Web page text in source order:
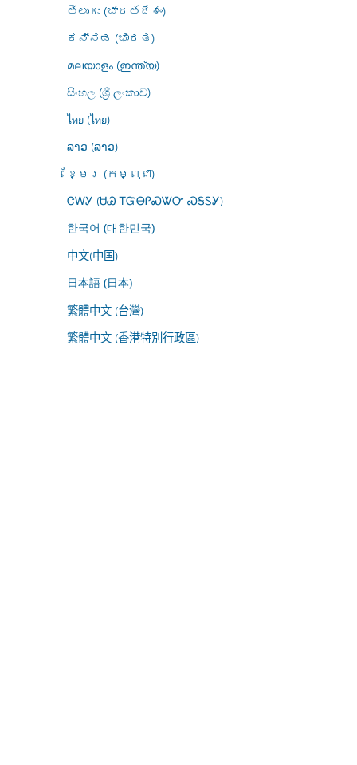
తెలుగు (భారతదేశం)
ಕನ್ನಡ (ಭಾರತ)
മലയാളം (ഇന്ത്യ)
සිංහල (ශ්‍රී ලංකාව)
ไทย (ไทย)
ລາວ (ລາວ)
ខ្មែរ (កម្ពុជា)
ᏣᎳᎩ (ᏌᏊ ᎢᏳᎾᎵᏍᏔᏅ ᏍᎦᏚᎩ)
한국어 (대한민국)
中文(中国)
日本語 (日本)
繁體中文 (台灣)
繁體中文 (香港特別行政區)